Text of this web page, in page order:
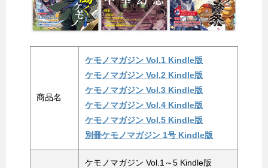
商品名
ケモノマガジン Vol.1 Kindle版
ケモノマガジン Vol.2 Kindle版
ケモノマガジン Vol.3 Kindle版
ケモノマガジン Vol.4 Kindle版
ケモノマガジン Vol.5 Kindle版
別冊ケモノマガジン 1号 Kindle版
ケモノマガジン Vol.1～5 Kindle版